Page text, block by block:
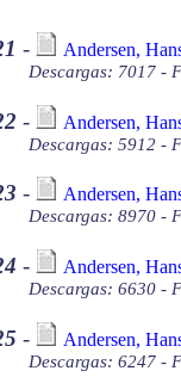
- Andersen,
Descargas: 7017 -
- Andersen,
Descargas: 5912 -
- Andersen,
Descargas: 8970 -
- Andersen,
Descargas: 6630 -
- Andersen,
Descargas: 6247 -